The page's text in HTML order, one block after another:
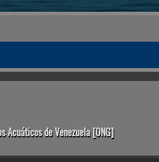
Acuáticos de Venezuela [ONG]